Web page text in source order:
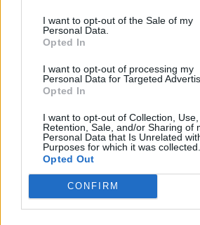
I want to opt-out of the Sale of my
Personal Data.
Opted In
I want to opt-out of processing my
Personal Data for Targeted
Opted In
I want to opt-out of Collection, Use,
Retention, Sale, and/or Sharing of
Personal Data that Is Unrelated
Purposes for which it was collected.
Opted Out
CONFIRM
NOVINKY
Obděnice vzpomínaly